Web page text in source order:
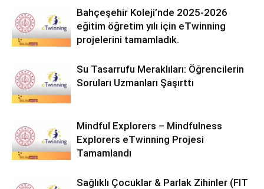
Bahçeşehir Koleji’nde 2025-2026
eğitim öğretim yılı için eTwinning
projelerini tamamladık.
Su Tasarrufu Meraklıları: Öğrencilerin
Soruları Uzmanları Şaşırttı
Mindful Explorers – Mindfulness
Explorers eTwinning Projesi
Tamamlandı
Sağlıklı Çocuklar & Parlak Zihinler (FIT